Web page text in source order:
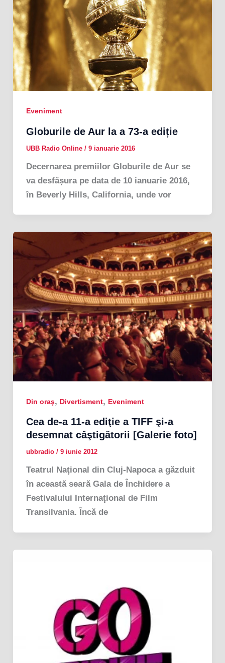
Eveniment
Globurile de Aur la a 73-a ediție
UBB Radio Online / 9 ianuarie 2016
Decernarea premiilor Globurile de Aur se
va desfășura pe data de 10 ianuarie 2016,
în Beverly Hills, California, unde vor
Din oraş, Divertisment, Eveniment
Cea de-a 11-a ediţie a TIFF şi-a
desemnat câştigătorii [Galerie foto]
ubbradio / 9 iunie 2012
Teatrul Naţional din Cluj-Napoca a găzduit
în această seară Gala de Închidere a
Festivalului Internaţional de Film
Transilvania. Încă de